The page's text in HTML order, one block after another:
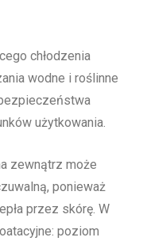
chłodzenia
wodne i roślinne
użytkowania.
zewnątrz może
ponieważ
przez skórę. W
poziom